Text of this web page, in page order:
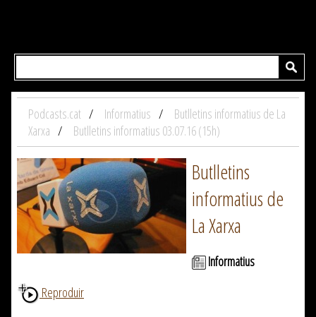
Podcasts.cat Informatius
Butlletins informatius de La
Xarxa
Butlletins informatius 03.07.16 (15h)
Butlletins
informatius de
La Xarxa
Informatius
Reproduir